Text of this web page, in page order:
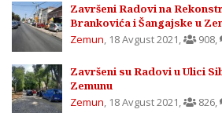
Završeni Radovi na
Brankovića i Šangajske u
Zemun, 18 Avgust 2021, 908,
Završeni su Radovi u Ulici
Zemunu
Zemun, 18 Avgust 2021, 826,